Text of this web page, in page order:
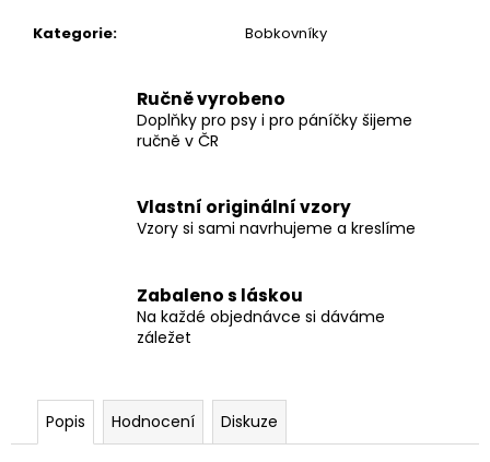
Kategorie: Bobkovníky
Ručně vyrobeno
Doplňky pro psy i pro páníčky šijeme
ručně v ČR
Vlastní originální vzory
Vzory si sami navrhujeme a kreslíme
Zabaleno s láskou
Na každé objednávce si dáváme
záležet
Popis Hodnocení Diskuze
m